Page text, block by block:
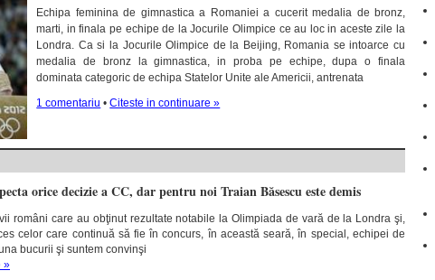
Echipa feminina de gimnastica a Romaniei a cucerit medalia de bronz,
marti, in finala pe echipe de la Jocurile Olimpice ce au loc in aceste zile la
Londra. Ca si la Jocurile Olimpice de la Beijing, Romania se intoarce cu
medalia de bronz la gimnastica, in proba pe echipe, dupa o finala
dominata categoric de echipa Statelor Unite ale Americii, antrenata
1 comentariu •Citeste in continuare »
orice decizie a CC, dar pentru noi Traian Băsescu este demis
români care au obţinut rezultate notabile la Olimpiada de vară de la Londra şi,
celor care continuă să fie în concurs, în această seară, în special, echipei de
bucurii şi suntem convinşi
»